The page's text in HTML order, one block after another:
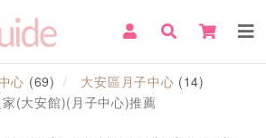
心 (69) 大安區月子中心 (14)
(大安館)(月子中心)推薦